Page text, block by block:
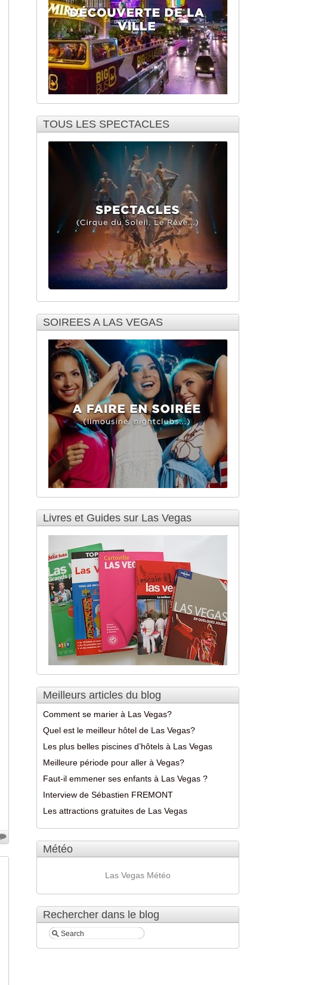
TOUS LES SPECTACLES
SOIREES A LAS VEGAS
Livres et Guides sur Las Vegas
Meilleurs articles du blog
Comment se marier à Las Vegas?
Quel est le meilleur hôtel de Las Vegas?
Les plus belles piscines d’hôtels à Las Vegas
Meilleure période pour aller à Vegas?
Faut-il emmener ses enfants à Las Vegas ?
Interview de Sébastien FREMONT
Les attractions gratuites de Las Vegas
Météo
Las Vegas Météo
Rechercher dans le blog